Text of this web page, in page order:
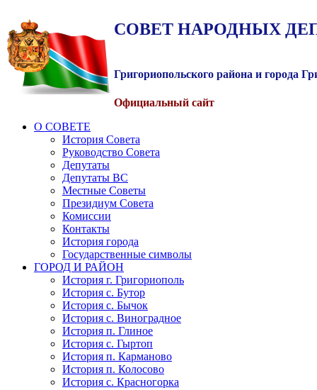
СОВЕТ НАРОДНЫХ
Григориопольского района и города
Официальный сайт
О СОВЕТЕ
История Совета
Руководство Совета
Депутаты
Депутаты ВС
Местные Советы
Президиум Совета
Комиссии
Контакты
История города
Государственные символы
ГОРОД И РАЙОН
История г. Григориополь
История с. Бутор
История с. Бычок
История с. Виноградное
История п. Глиное
История с. Гыртоп
История п. Карманово
История п. Колосово
История с. Красногорка